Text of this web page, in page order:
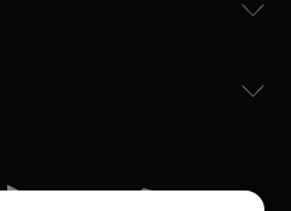
Kompaktní rozměry 21